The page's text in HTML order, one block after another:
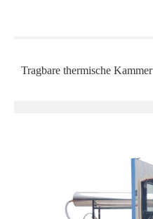
Tragbare thermische Kammer